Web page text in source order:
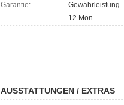
Garantie:
Gewährleistung
12 Mon.
AUSSTATTUNGEN / EXTRAS